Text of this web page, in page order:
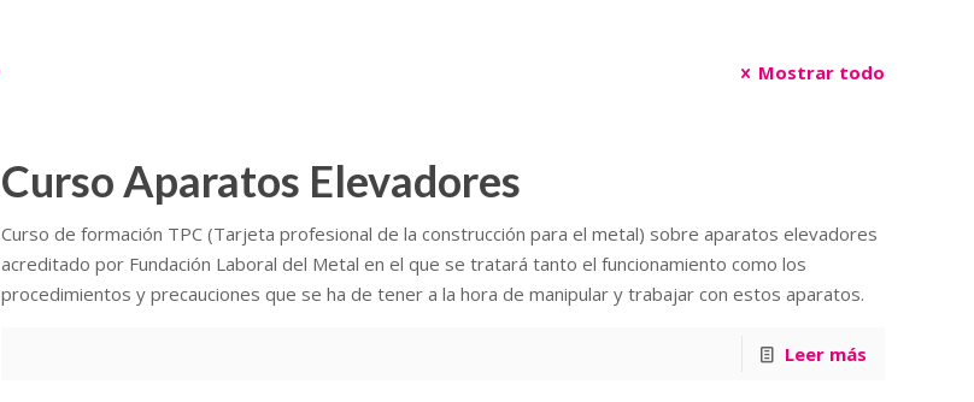
Mostrar todo
Curso Aparatos Elevadores
Curso de formación TPC (Tarjeta profesional de la construcción para el metal) sobre aparatos elevadores
acreditado por Fundación Laboral del Metal en el que se tratará tanto el funcionamiento como los
procedimientos y precauciones que se ha de tener a la hora de manipular y trabajar con estos aparatos.
Leer más